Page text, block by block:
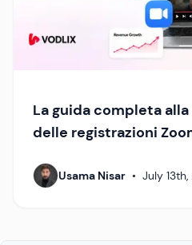
La guida completa
delle registrazioni
Usama Nisar • July